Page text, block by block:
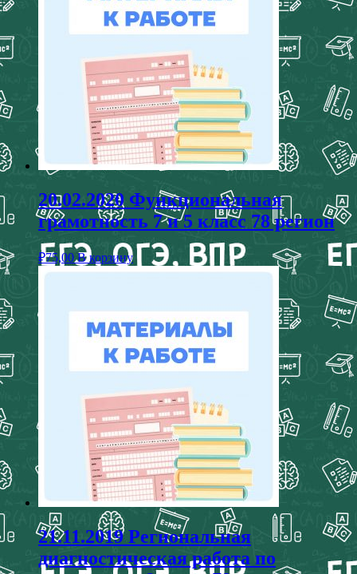
20.02.2020 Функциональная
грамотность 7 и 5 класс 78 регион
₽75,00 В корзину
21.11.2019 Региональная
диагностическая работа по